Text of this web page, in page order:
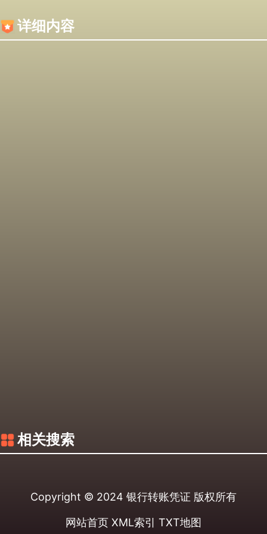
详细内容
相关搜索
Copyright © 2024 银行转账凭证 版权所有
网站首页 XML索引 TXT地图